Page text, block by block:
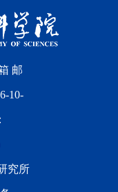
邮
10-
究所